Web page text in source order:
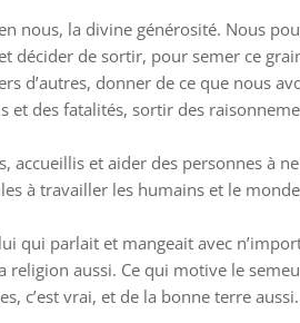
nous, la divine générosité. Nous
décider de sortir, pour semer ce
d’autres, donner de ce que nous
et des fatalités, sortir des
accueillis et aider des personnes à
à travailler les humains et le
qui parlait et mangeait avec
religion aussi. Ce qui motive le
c’est vrai, et de la bonne terre